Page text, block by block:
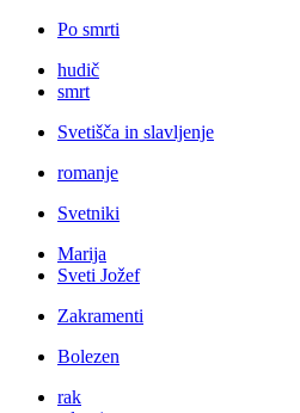
Po smrti
hudič
smrt
Svetišča in slavljenje
romanje
Svetniki
Marija
Sveti Jožef
Zakramenti
Bolezen
rak